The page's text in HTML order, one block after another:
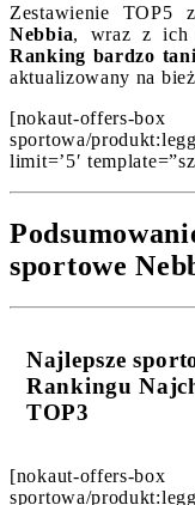
Zestawienie TOP5
Nebbia, wraz z ich
Ranking bardzo
aktualizowany na
[nokaut-offers-box
sportowa/
limit=’5′
sportowe
Najlepsze
Rankingu
TOP3
[nokaut-offers-box
sportowa/